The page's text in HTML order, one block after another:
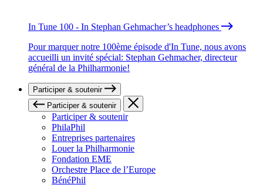
In Tune 100 - In Stephan Gehmacher’s headphones
Pour marquer notre 100ème épisode d'In Tune, nous avons
accueilli un invité spécial: Stephan Gehmacher, directeur
général de la Philharmonie!
Participer & soutenir
Participer & soutenir
Participer & soutenir
PhilaPhil
Entreprises partenaires
Louer la Philharmonie
Fondation EME
Orchestre Place de l’Europe
BénéPhil